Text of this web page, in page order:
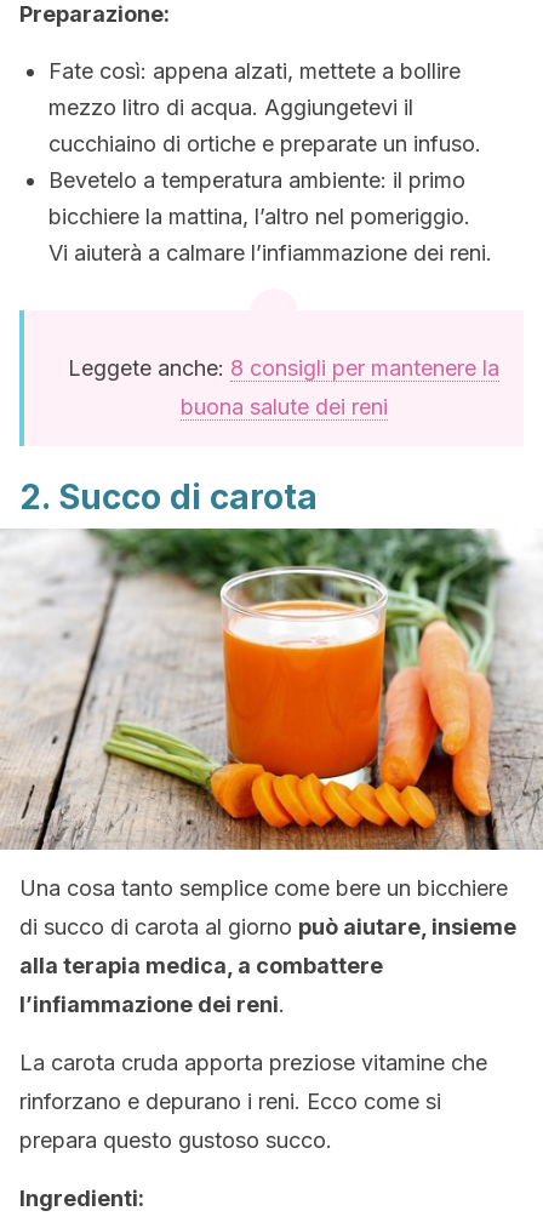
Preparazione:
Fate così: appena alzati, mettete a bollire
mezzo litro di acqua. Aggiungetevi il
cucchiaino di ortiche e preparate un infuso.
Bevetelo a temperatura ambiente: il primo
bicchiere la mattina, l’altro nel pomeriggio.
Vi aiuterà a calmare l’infiammazione dei reni.
Leggete anche: 8 consigli per mantenere la
buona salute dei reni
2. Succo di carota
Una cosa tanto semplice come bere un bicchiere
di succo di carota al giorno può aiutare, insieme
alla terapia medica, a combattere
l’infiammazione dei reni.
La carota cruda apporta preziose vitamine che
rinforzano e depurano i reni. Ecco come si
prepara questo gustoso succo.
Ingredienti: